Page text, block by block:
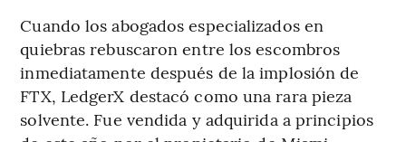
Cuando los abogados especializados en
quiebras rebuscaron entre los escombros
inmediatamente después de la implosión de
FTX, LedgerX destacó como una rara pieza
solvente. Fue vendida y adquirida a principios